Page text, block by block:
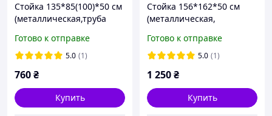
Стойка 135*85(100)*50 см
(металлическая,труба
одежды одинарная,
вешалку для вещей С1(L)
Готово к отправке
5.0 (1)
760₴
Купить
Стойка 156*162*50 см
(металлическая,
для одежды одинарная,
вешалку для вещей С.19
Готово к отправке
5.0 (1)
1 250₴
Купить